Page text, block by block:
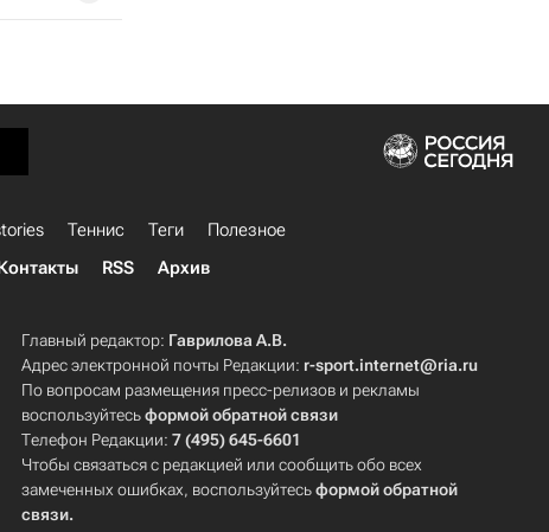
Теннис Теги
Полезное
RSS Архив
Главный редактор: Гаврилова А.В.
Адрес электронной почты Редакции: r-sport.internet@ria.ru
По вопросам размещения пресс-релизов и рекламы
воспользуйтесьформой обратной связи
Телефон Редакции:7 (495) 645-6601
Чтобы связаться с редакцией или сообщить обо всех
замеченных ошибках, воспользуйтесьформой обратной
связи.